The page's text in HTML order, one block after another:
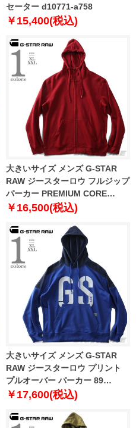
セーター d10771-a758
￥15,400(税込)
大きいサイズ メンズ G-STAR
RAW ジースターロウ フルジップ
パーカー PREMIUM CORE
HOODED ZIP SWEATER
￥16,500(税込)
大きいサイズ メンズ G-STAR
RAW ジースターロウ プリント
プルオーバー パーカー 89
LOGO BLOCK HOODIE
￥17,600(税込)